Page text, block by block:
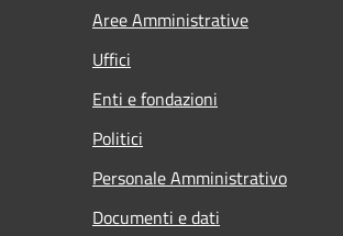
Aree Amministrative
Uffici
Enti e fondazioni
Politici
Personale Amministrativo
Documenti e dati